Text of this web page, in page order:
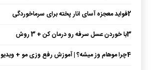
2فواید معجزه آسای انار پخته برای سرماخوردگی
3با خوردن عسل سرفه رو درمان کن + 3 روش
4چرا موهام وز میشه؟ | آموزش رفع وزی مو + ویدیو